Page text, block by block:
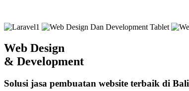
Web Design
& Development
Solusi jasa pembuatan website terbaik di Bali